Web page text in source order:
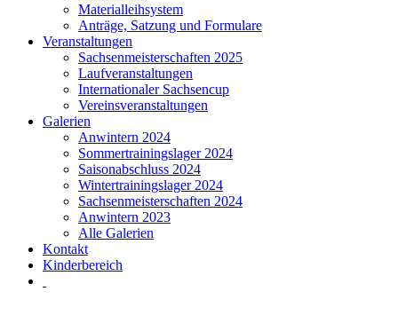
Materialleihsystem
Anträge, Satzung und Formulare
Veranstaltungen
Sachsenmeisterschaften 2025
Laufveranstaltungen
Internationaler Sachsencup
Vereinsveranstaltungen
Galerien
Anwintern 2024
Sommertrainingslager 2024
Saisonabschluss 2024
Wintertrainingslager 2024
Sachsenmeisterschaften 2024
Anwintern 2023
Alle Galerien
Kontakt
Kinderbereich